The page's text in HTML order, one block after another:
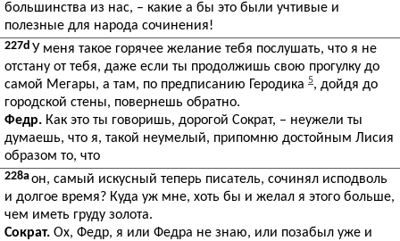
большинства из нас, – какие а бы это были учтивые и
полезные для народа сочинения!
227d У меня такое горячее желание тебя послушать, что я не
отстану от тебя, даже если ты продолжишь свою прогулку до
самой Мегары, а там, по предписанию Геродика 5, дойдя до
городской стены, повернешь обратно.
Федр. Как это ты говоришь, дорогой Сократ, – неужели ты
думаешь, что я, такой неумелый, припомню достойным Лисия
образом то, что
228aон, самый искусный теперь писатель, сочинял исподволь
и долгое время? Куда уж мне, хоть бы и желал я этого больше,
чем иметь груду золота.
Сократ. Ох, Федр, я или Федра не знаю, или позабыл уже и